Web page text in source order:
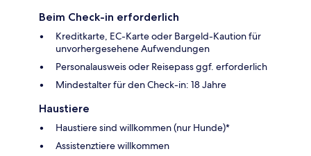
Beim Check-in erforderlich
Kreditkarte, EC-Karte oder Bargeld-Kaution für
unvorhergesehene Aufwendungen
Personalausweis oder Reisepass ggf. erforderlich
Mindestalter für den Check-in: 18 Jahre
Haustiere
Haustiere sind willkommen (nur Hunde)*
Assistenztiere willkommen